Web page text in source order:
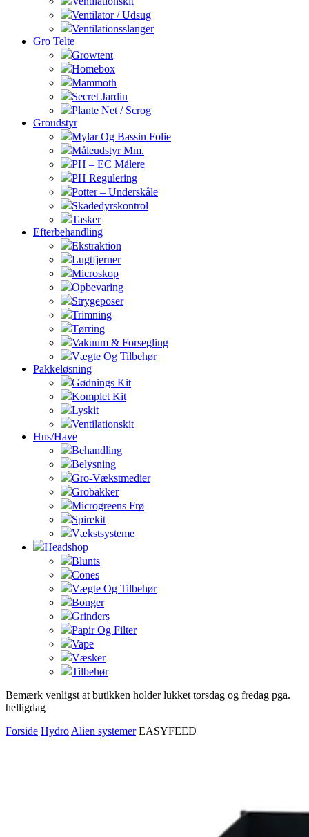
Ventilator / Udsug
Ventilationsslanger
Gro Telte
Growtent
Homebox
Mammoth
Secret Jardin
Plante Net / Scrog
Groudstyr
Mylar Og Bassin Folie
Måleudstyr Mm.
PH – EC Målere
PH Regulering
Potter – Underskåle
Skadedyrskontrol
Tasker
Efterbehandling
Ekstraktion
Lugtfjerner
Microskop
Opbevaring
Strygeposer
Trimning
Tørring
Vakuum & Forsegling
Vægte Og Tilbehør
Pakkeløsning
Gødnings Kit
Komplet Kit
Lyskit
Ventilationskit
Hus/Have
Behandling
Belysning
Gro-Vækstmedier
Grobakker
Microgreens Frø
Spirekit
Vækstsysteme
Headshop
Blunts
Cones
Vægte Og Tilbehør
Bonger
Grinders
Papir Og Filter
Vape
Væsker
Tilbehør
Bemærk venligst at butikken holder lukket torsdag og fredag pga.
helligdag
Forside Hydro Alien systemer EASYFEED